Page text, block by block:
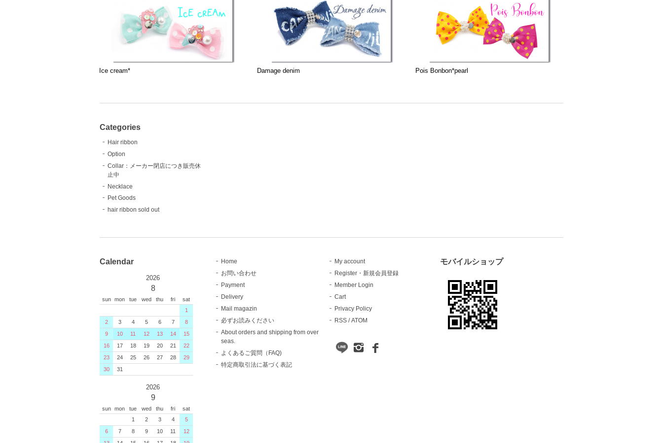
Ice cream* Damage denim Pois Bonbon*pearl
Categories
Hair ribbon
Option
Collar：メーカー閉店につき販売休
止中
Necklace
Pet Goods
hair ribbon sold out
Calendar
2026
8
sun mon tue wed thu fri
sat
1
2
3 4 5 6 7
8
9
10 11 12 13 14
15
16
17 18 19 20 21
22
23
24 25 26 27 28
29
30
31
2026
9
sun mon tue wed thu fri
sat
1
2 3 4
5
6
7 8 9 10 11
12
Home
お問い合わせ
Payment
Delivery
Mail magazin
必ずお読みください
About orders and shipping from over
seas.
よくあるご質問（FAQ)
特定商取引法に基づく表記
My account
Register・新規会員登録
Member Login
Cart
Privacy Policy
RSS /ATOM
モバイルショップ